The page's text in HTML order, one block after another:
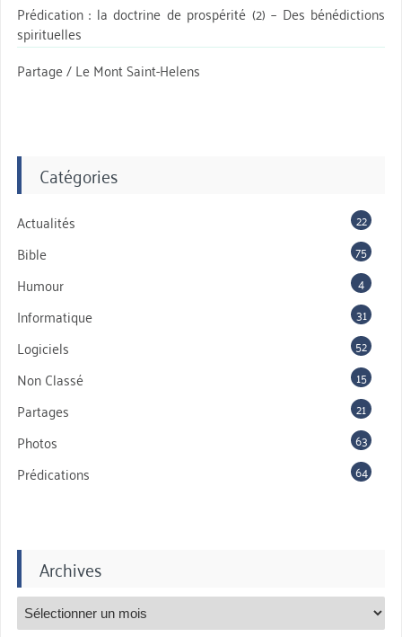
Prédication : la doctrine de prospérité (2) – Des bénédictions
spirituelles
Partage / Le Mont Saint-Helens
Catégories
Actualités 22
Bible 75
Humour 4
Informatique 31
Logiciels 52
Non Classé 15
Partages 21
Photos 63
Prédications 64
Archives